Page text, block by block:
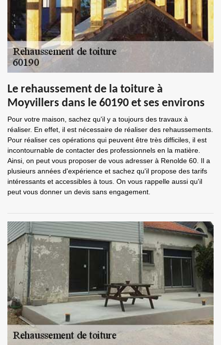
Le rehaussement de la toiture à
Moyvillers dans le 60190 et ses environs
Pour votre maison, sachez qu'il y a toujours des travaux à
réaliser. En effet, il est nécessaire de réaliser des rehaussements.
Pour réaliser ces opérations qui peuvent être très difficiles, il est
incontournable de contacter des professionnels en la matière.
Ainsi, on peut vous proposer de vous adresser à Renolde 60. Il a
plusieurs années d'expérience et sachez qu'il propose des tarifs
intéressants et accessibles à tous. On vous rappelle aussi qu'il
peut vous donner un devis sans engagement.